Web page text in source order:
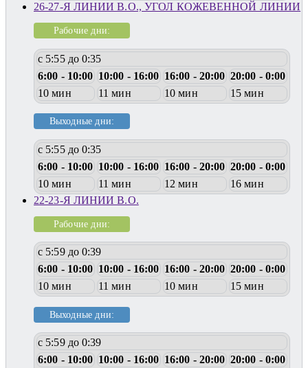
26-27-Я ЛИНИИ В.О., УГОЛ КОЖЕВЕННОЙ ЛИНИИ
Рабочие дни:
с 5:55 до 0:35
6:00 - 10:00 10:00 - 16:00 16:00 - 20:00 20:00 - 0:00
10 мин
11 мин 10 мин 15 мин
Выходные дни:
с 5:55 до 0:35
6:00 - 10:00 10:00 - 16:00 16:00 - 20:00 20:00 - 0:00
10 мин
11 мин 12 мин
16 мин
22-23-Я ЛИНИИ В.О.
Рабочие дни:
с 5:59 до 0:39
6:00 - 10:00 10:00 - 16:00 16:00 - 20:00 20:00 - 0:00
10 мин
11 мин 10 мин 15 мин
Выходные дни:
с 5:59 до 0:39
6:00 - 10:00 10:00 - 16:00 16:00 - 20:00 20:00 - 0:00